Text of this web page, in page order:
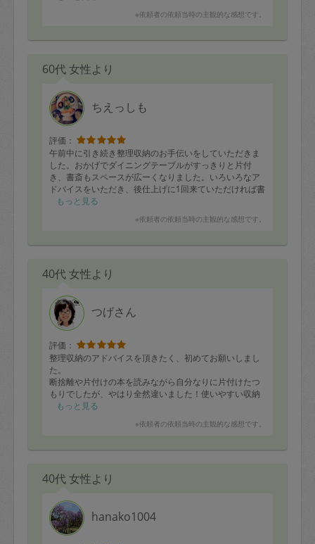
※依頼者の依頼当時の主観的な感想です。
60代 女性より
ちえっしも
評価：
午前中に引き続き整理収納のお手伝いをしていただきま
した。おかげでダイニングテーブルがすっきりと片付
き、書斎もスペースが広ーくなりました。いろいろなア
ドバイスをいただき、後仕上げに1回来ていただければ書
斎のお片付けは終わりそうです。その後は、別のお部屋
で、且つ朗らかな方で、主人や私も大助かりです。
もっと見る
※依頼者の依頼当時の主観的な感想です。
40代 女性より
つげさん
評価：
整理収納のアドバイスを頂きたく、初めてお願いしまし
た。
断捨離や片付けの本を読みながら自分なりに片付けたつ
もりでしたが、やはり全然違いました！使いやすい収納
にスピーディに改善して頂き、お部屋がすっきりして広
に綺麗にして頂き、感激しました。
いました。
もっと見る
※依頼者の依頼当時の主観的な感想です。
40代 女性より
hanako1004